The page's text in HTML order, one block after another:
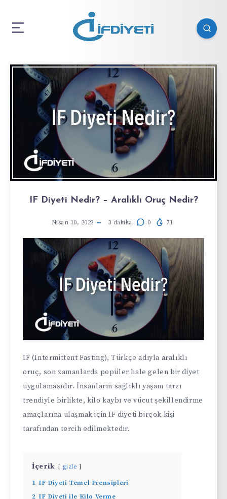
IF Diyeti Nedir? – Aralıklı Oruç Nedir?
Nisan 10, 2023 3 dakika 0 71
IF (Intermittent Fasting), Türkçe adıyla aralıklı
oruç, son zamanlarda popüler hale gelen bir diyet
uygulamasıdır. İnsanların sağlıklı yaşam tarzı
trendiyle birlikte, kilo kaybı ve vücut şekillendirme
amaçlarına ulaşmak için IF diyeti birçok kişi
tarafından tercih edilmektedir.
İçerik gizle
1 IF Diyeti Temel Prensipleri
2 IF Diyeti ile Kilo Verme